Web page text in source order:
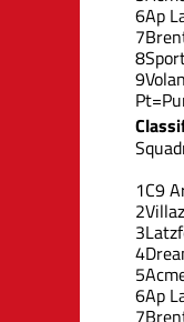
6Ap
7
8
9
1C9
2
3
4
5
6Ap
7